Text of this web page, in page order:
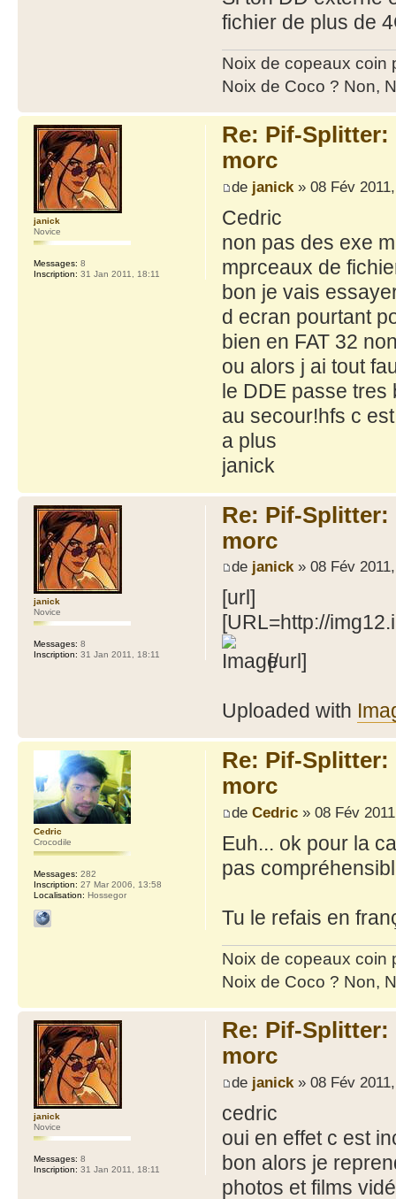
fichier de plus de
Noix de copeaux coin
Noix de Coco ? Non,
Re: Pif-
morc
de janick» 08 Fév
Cedric
non pas des exe
mprceaux de
bon je vais
d ecran pourtant
bien en FAT 32
ou alors j ai tout
le DDE passe tres
au secour!hfs c
a plus
janick
janick
Novice
Messages: 8
Inscription: 31 Jan 2011, 18:11
Re: Pif-
morc
de janick» 08 Fév
[url]
[URL=http://
[/url]
Uploaded with
janick
Novice
Messages: 8
Inscription: 31 Jan 2011, 18:11
Re: Pif-
morc
de Cedric» 08 Fév
Euh... ok pour la
pas
Tu le refais en
Noix de copeaux coin
Noix de Coco ? Non,
Cedric
Crocodile
Messages: 282
Inscription: 27 Mar 2006, 13:58
Localisation: Hossegor
Re: Pif-
morc
de janick» 08 Fév
cedric
oui en effet c est
bon alors je
photos et films
janick
Novice
Messages: 8
Inscription: 31 Jan 2011, 18:11